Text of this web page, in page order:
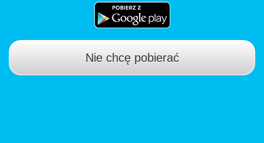
Nie chcę pobierać